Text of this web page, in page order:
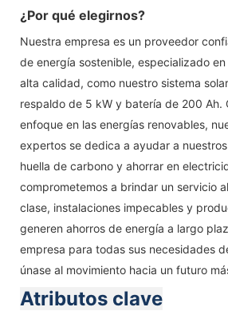
¿Por qué elegirnos?
Nuestra empresa es un proveedor
de energía sostenible, especializado
alta calidad, como nuestro sistema
respaldo de 5 kW y batería de 200 Ah.
enfoque en las energías renovables,
expertos se dedica a ayudar a
huella de carbono y ahorrar en
comprometemos a brindar un servicio
clase, instalaciones impecables y
generen ahorros de energía a largo
empresa para todas sus necesidades
únase al movimiento hacia un futuro
Atributos clave